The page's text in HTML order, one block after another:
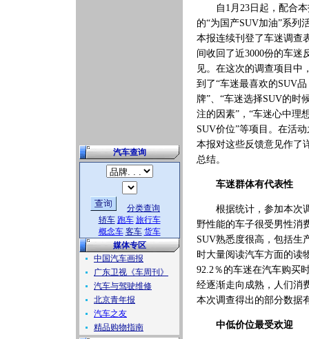
汽车查询
分类查询
轿车 跑车 旅行车
概念车 客车 货车
媒体专区
中国汽车画报
广东卫视《车周刊》
汽车与驾驶维修
北京青年报
汽车之友
精品购物指南
自1月23日起，配合本
的“为国产SUV加油”系列
本报连续刊登了车迷调查
间收回了近3000份的车迷
见。在这次的调查项目中
到了“车迷最喜欢的SUV品
牌”、“车迷选择SUV的时
注的因素”，“车迷心中理
SUV价位”等项目。在活
本报对这些反馈意见作了
总结。
车迷群体有代表性
根据统计，参加本次调
野性能的车子很受男性消
SUV熟悉度很高，包括生
时大量阅读汽车方面的读
92.2％的车迷在汽车购买
经逐渐走向成熟，人们消
本次调查得出的部分数据
中低价位最受欢迎